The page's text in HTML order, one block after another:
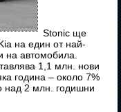
Stonic ще
на един от най-
на автомобила.
1,1 млн. нови
година – около 7%
над 2 млн. годишни